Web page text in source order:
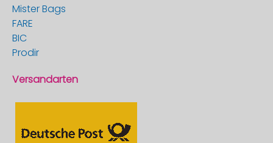
Mister Bags
FARE
BIC
Prodir
Versandarten